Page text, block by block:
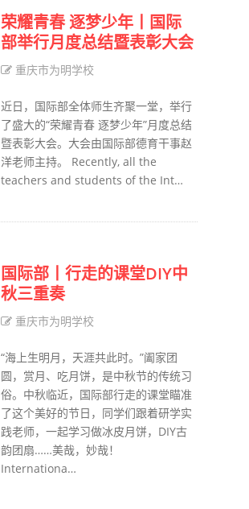
​荣耀青春 逐梦少年丨国际
部举行月度总结暨表彰大会
重庆市为明学校
近日，国际部全体师生齐聚一堂，举行
了盛大的“荣耀青春 逐梦少年”月度总结
暨表彰大会。大会由国际部德育干事赵
洋老师主持。 Recently, all the
teachers and students of the Int…
国际部丨行走的课堂DIY中
秋三重奏
重庆市为明学校
“海上生明月，天涯共此时。”阖家团
圆，赏月、吃月饼，是中秋节的传统习
俗。中秋临近，国际部行走的课堂瞄准
了这个美好的节日，同学们跟着研学实
践老师，一起学习做冰皮月饼，DIY古
韵团扇……美哉，妙哉！
Internationa…